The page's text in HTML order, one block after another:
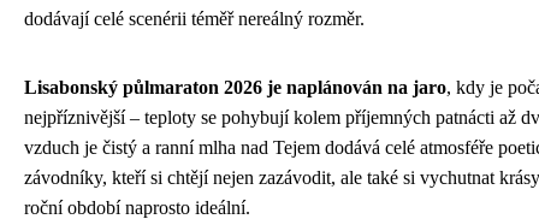
dodávají celé scenérii téměř nereálný rozměr.
Lisabonský půlmaraton 2026 je naplánován na jaro, kdy je
nejpříznivější – teploty se pohybují kolem příjemných patnácti až
vzduch je čistý a ranní mlha nad Tejem dodává celé atmosféře
závodníky, kteří si chtějí nejen zazávodit, ale také si vychutnat
roční období naprosto ideální.